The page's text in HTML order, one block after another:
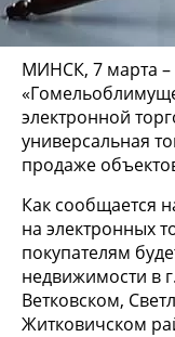
МИНСК, 7 марта
электронной
универсальная
продаже
Как сообщается
на электронных
покупателям
недвижимости в
Ветковском,
Житковичском